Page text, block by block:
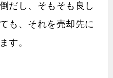
だし、そもそも良し
も、それを売却先に
す。